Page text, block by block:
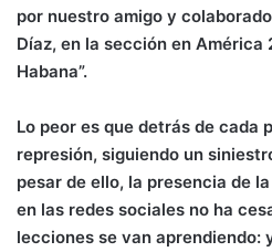
por nuestro amigo y
Díaz, en la sección en América
Habana”.
Lo peor es que detrás de cada
represión, siguiendo un
pesar de ello, la presencia de
en las redes sociales no ha
lecciones se van aprendiendo: